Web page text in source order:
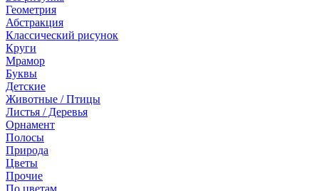
Геометрия
Абстракция
Классический рисунок
Круги
Мрамор
Буквы
Детские
Животные / Птицы
Листья / Деревья
Орнамент
Полосы
Природа
Цветы
Прочие
По цветам